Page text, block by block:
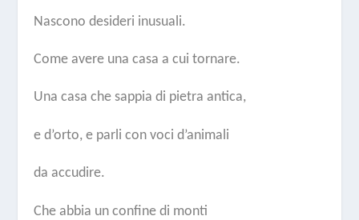
Nascono desideri inusuali.
Come avere una casa a cui tornare.
Una casa che sappia di pietra antica,
e d’orto, e parli con voci d’animali
da accudire.
Che abbia un confine di monti